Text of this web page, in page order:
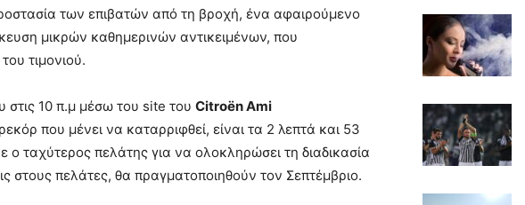
των επιβατών από τη βροχή, ένα αφαιρούμενο
μικρών καθημερινών αντικειμένων, που
τιμονιού.
στις 10 π.μ μέσω του site του Citroën Ami
που μένει να καταρριφθεί, είναι τα 2 λεπτά και 53
ταχύτερος πελάτης για να ολοκληρώσει τη διαδικασία
στους πελάτες, θα πραγματοποιηθούν τον Σεπτέμβριο.